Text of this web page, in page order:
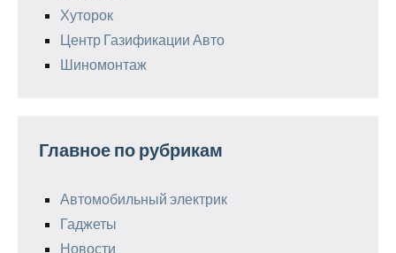
Хуторок
Центр Газификации Авто
Шиномонтаж
Главное по рубрикам
Автомобильный электрик
Гаджеты
Новости